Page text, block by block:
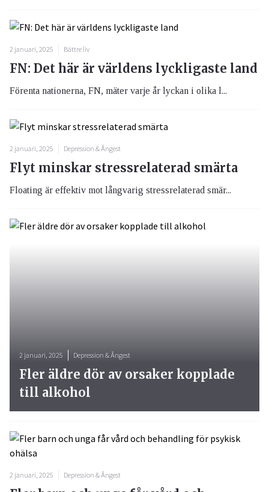
2 januari, 2025 Bättre liv
FN: Det här är världens lyckligaste land
Förenta nationerna, FN, mäter varje år lyckan i olika l...
2 januari, 2025 Depression & Ångest
Flyt minskar stressrelaterad smärta
Floating är effektiv mot långvarig stressrelaterad smär...
2 januari, 2025 Depression & Ångest
Fler äldre dör av orsaker kopplade
till alkohol
2 januari, 2025 Depression & Ångest